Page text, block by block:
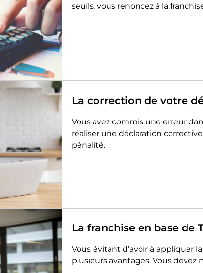
seuils, vous renoncez à la
La correction de votre
Vous avez commis une erreur
réaliser une déclaration
pénalité.
La franchise en base de
Vous évitant d’avoir à appliquer
plusieurs avantages. Vous